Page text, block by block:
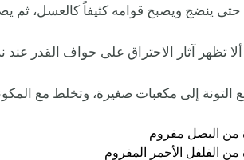
تظهر آثار الاحتراق على حواف القدر عند
من البصل مفروم
الفلفل الأحمر المفروم